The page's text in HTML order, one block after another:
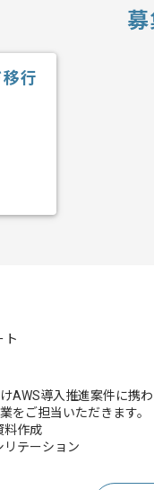
移行
ト
AWS導入推進案件に携
をご担当いただきます。
料作成
リテーション